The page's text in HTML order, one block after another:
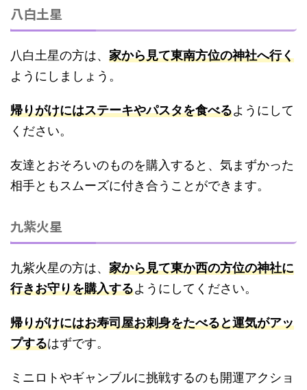
八白土星
八白土星の方は、 家から見て東南方位の神社へ行く
ようにしましょう。
帰りがけにはステーキやパスタを食べるようにして
ください。
友達とおそろいのものを購入すると、気まずかった
相手ともスムーズに付き合うことができます。
九紫火星
九紫火星の方は、 家から見て東か西の方位の神社に
行きお守りを購入するようにしてください。
帰りがけにはお寿司屋お刺身をたべると運気がアッ
プするはずです。
ミニロトやギャンブルに挑戦するのも開運アクショ